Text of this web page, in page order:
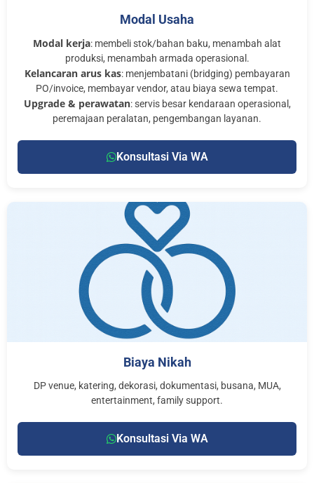
Modal Usaha
Modal kerja: membeli stok/bahan baku, menambah alat
produksi, menambah armada operasional.
Kelancaran arus kas: menjembatani (bridging) pembayaran
PO/invoice, membayar vendor, atau biaya sewa tempat.
Upgrade & perawatan: servis besar kendaraan operasional,
peremajaan peralatan, pengembangan layanan.
Konsultasi Via WA
Biaya Nikah
DP venue, katering, dekorasi, dokumentasi, busana, MUA,
entertainment, family support.
Konsultasi Via WA